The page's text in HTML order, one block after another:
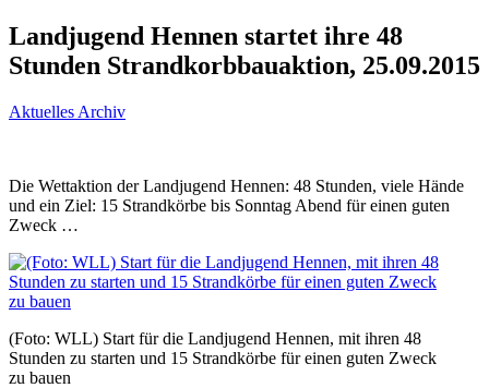
Landjugend Hennen startet ihre 48
Stunden Strandkorbbauaktion, 25.09.2015
Aktuelles Archiv
Die Wettaktion der Landjugend Hennen: 48 Stunden, viele Hände
und ein Ziel: 15 Strandkörbe bis Sonntag Abend für einen guten
Zweck …
(Foto: WLL) Start für die Landjugend Hennen, mit ihren 48
Stunden zu starten und 15 Strandkörbe für einen guten Zweck
zu bauen